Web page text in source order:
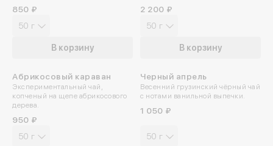
850 ₽
В корзину
50 г
2 200 ₽
В корзину
50 г
Абрикосовый караван
Экспериментальный чай,
копченый на щепе абрикосового
дерева.
950 ₽
50 г
Черный апрель
Весенний грузинский чёрный чай
с нотами ванильной выпечки.
1 050 ₽
50 гВойдите в